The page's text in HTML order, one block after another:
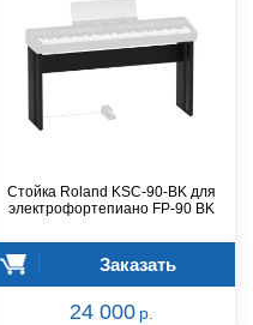
Стойка Roland KSC-90-BK для
электрофортепиано FP-90 BK
Заказать
24 000 р.